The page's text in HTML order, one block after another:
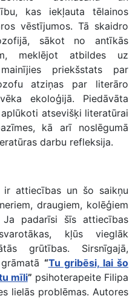
kas iekļauta tēlainos
vēstījumos. Tā skaidro
sākot no antīkās
meklējot atbildes uz
priekšstats par
atziņas par literāro
ekoloģijā. Piedāvāta
atsevišķi literatūrai
kā arī noslēgumā
darbu refleksija.
attiecības un šo saikņu
draugiem, kolēģiem
padarīsi šīs attiecības
kļūs vieglāk
grūtības. Sirsnīgajā,
“Tu gribēsi, lai šo
mīli” psihoterapeite Filipa
lielās problēmas. Autores